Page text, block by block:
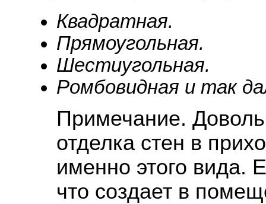
Квадратная.
Прямоугольная.
Шестиугольная.
Ромбовидная и так
Примечание.
отделка стен в
именно этого
что создает в